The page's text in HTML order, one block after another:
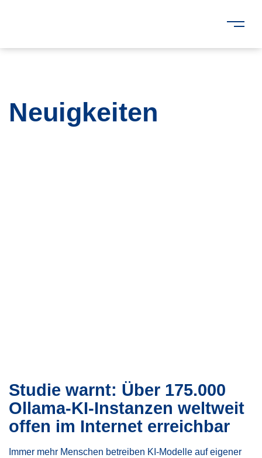
Neuigkeiten
Studie warnt: Über 175.000
Ollama-KI-Instanzen weltweit
offen im Internet erreichbar
Immer mehr Menschen betreiben KI-Modelle auf eigener